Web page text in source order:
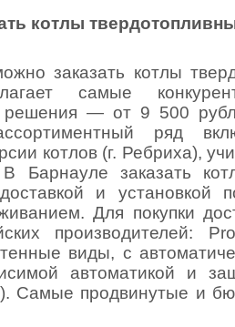
котлы
заказать котлы
самые
решения — от 9 500
ряд
котлов (г. Ребриха),
Барнауле заказать
и установкой
Для покупки
производителей:
виды, с
автоматикой и
Самые продвинутые и